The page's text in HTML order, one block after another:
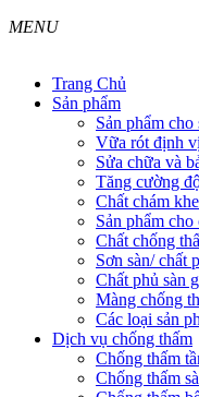
MENU
Trang Chủ
Sản phẩm
Sản phẩm
Vữa rót định vị
Sửa chữa và
Tăng cường
Chất chám
Sản phẩm cho
Chất chống
Sơn sàn/ chất
Chất phủ sàn
Màng chống
Các loại sản
Dịch vụ chống thấm
Chống thấm
Chống thấm